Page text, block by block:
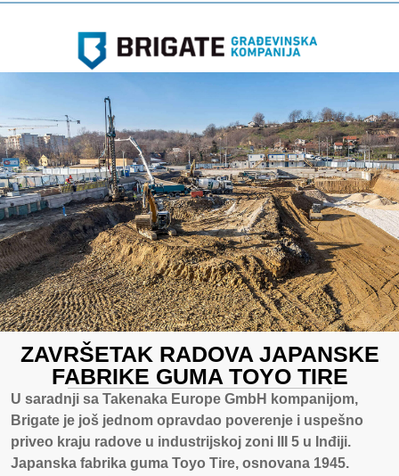
ZAVRŠETAK RADOVA JAPANSKE
FABRIKE GUMA TOYO TIRE
U saradnji sa Takenaka Europe GmbH kompanijom,
Brigate je još jednom opravdao poverenje i uspešno
priveo kraju radove u industrijskoj zoni III 5 u Inđiji.
Japanska fabrika guma Toyo Tire, osnovana 1945.